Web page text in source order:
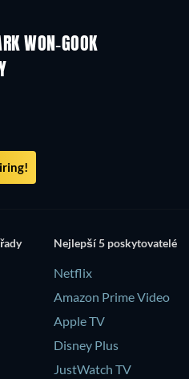
WON-GOOK
TV
Nejlepší 5 poskytovatelé
Netflix
Amazon Prime Video
Apple TV
Disney Plus
JustWatch TV